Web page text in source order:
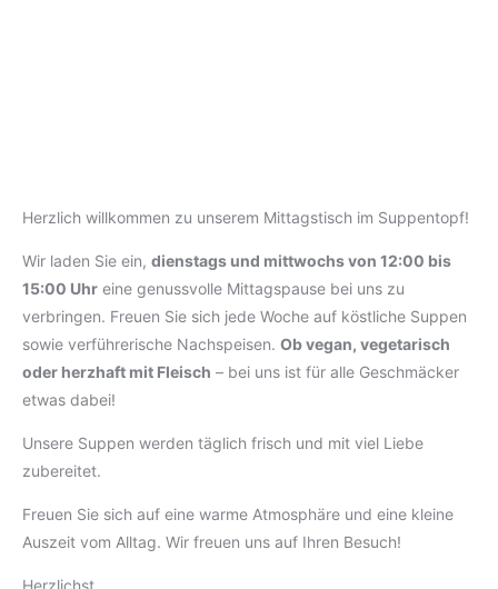
Herzlich willkommen zu unserem Mittagstisch im Suppentopf!
Wir laden Sie ein, dienstags und mittwochs von 12:00 bis
15:00 Uhr eine genussvolle Mittagspause bei uns zu
verbringen. Freuen Sie sich jede Woche auf köstliche Suppen
sowie verführerische Nachspeisen. Ob vegan, vegetarisch
oder herzhaft mit Fleisch – bei uns ist für alle Geschmäcker
etwas dabei!
Unsere Suppen werden täglich frisch und mit viel Liebe
zubereitet.
Freuen Sie sich auf eine warme Atmosphäre und eine kleine
Auszeit vom Alltag. Wir freuen uns auf Ihren Besuch!
Herzlichst,